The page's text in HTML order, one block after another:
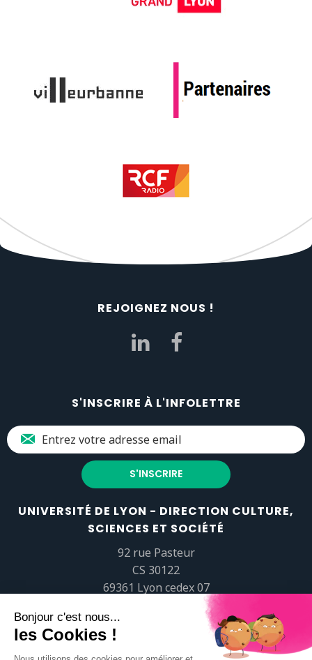
REJOIGNEZ NOUS !
S'INSCRIRE À L'INFOLETTRE
UNIVERSITÉ DE LYON - DIRECTION CULTURE,
SCIENCES ET SOCIÉTÉ
92 rue Pasteur
CS 30122
69361 Lyon cedex 07
popsciences@universite-lyon.fr
Tél.+33 (0)4 37 37 82 01